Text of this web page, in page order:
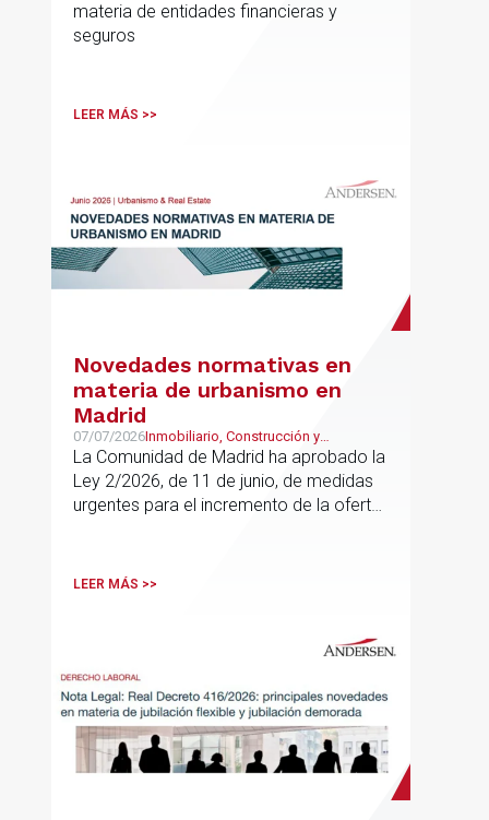
materia de entidades financieras y
seguros
LEER MÁS >>
Novedades normativas en
materia de urbanismo en
Madrid
07/07/2026Inmobiliario, Construcción y
Urbanismo
La Comunidad de Madrid ha aprobado la
Ley 2/2026, de 11 de junio, de medidas
urgentes para el incremento de la oferta
LEER MÁS >>